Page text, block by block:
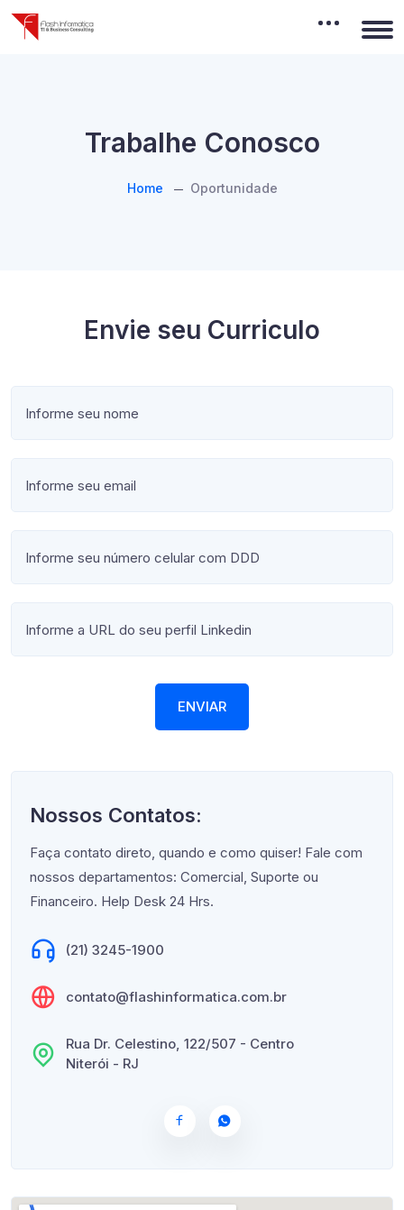
Trabalhe Conosco
Home Oportunidade
Envie seu Curriculo
ENVIAR
Nossos Contatos:
Faça contato direto, quando e como quiser! Fale com
nossos departamentos: Comercial, Suporte ou
Financeiro. Help Desk 24 Hrs.
(21) 3245-1900
contato@flashinformatica.com.br
Rua Dr. Celestino, 122/507 - Centro
Niterói - RJ